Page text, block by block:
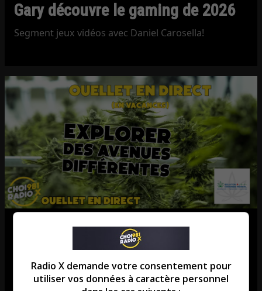
Gary découvre le gaming de 2026
Segment jeux vidéos avec Daniel Carosella!
Le cannabis médical comme
traitement
Entretient avec Marc André Brissette Hebert de chez
solution cannabis médical
Radio X demande votre consentement pour
utiliser vos données à caractère personnel